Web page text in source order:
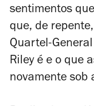
sentimentos
que, de
Quartel-
Riley é e o que
novamente sob